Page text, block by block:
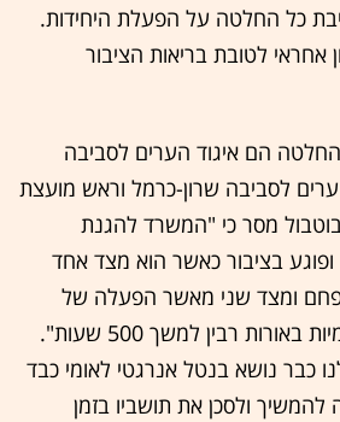
כל החלטה על הפעלת היחידות.
אחראי לטובת בריאות הציבור
הם איגוד הערים לסביבה
ערים לסביבה שרון-כרמל וראש מועצת
מסר כי "המשרד להגנת
בציבור כאשר הוא מצד אחד
ומצד שני מאשר הפעלה של
ארבעת היחידות הפחמיות באורות רבין למשך 500 שעות".
כבר נושא בנטל אנרגטי לאומי כבד
להמשיך ולסכן את תושביו בזמן